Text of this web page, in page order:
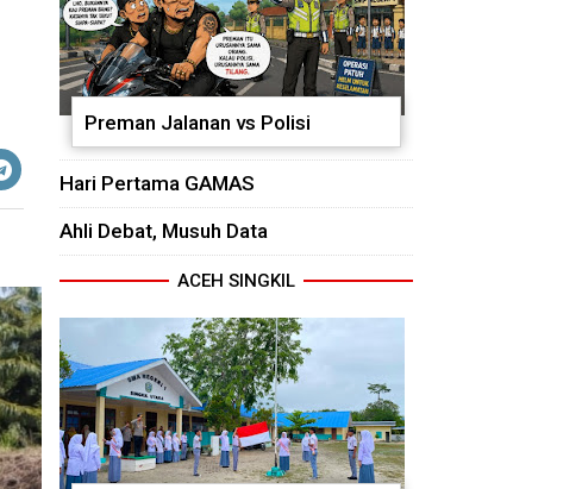
Preman Jalanan vs Polisi
Hari Pertama GAMAS
Ahli Debat, Musuh Data
ACEH SINGKIL